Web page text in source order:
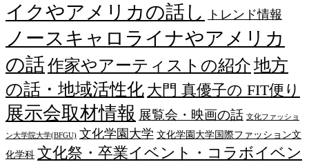
イクやアメリカの話し
トレンド情報
ノースキャロライナやアメリカ
の話作家やアーティストの紹介地方
の話・地域活性化 大門 真優子の FIT便り
展示会取材情報 展覧会・映画の話 文化ファッショ
ン大学院大学(BFGU) 文化学園大学 文化学園大学国際ファッション文
化学科 文化祭・卒業イベント・コラボイベン